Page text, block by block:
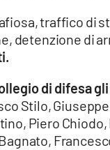
traffico di
detenzione di
di difesa
Stilo, Giuseppe
Piero